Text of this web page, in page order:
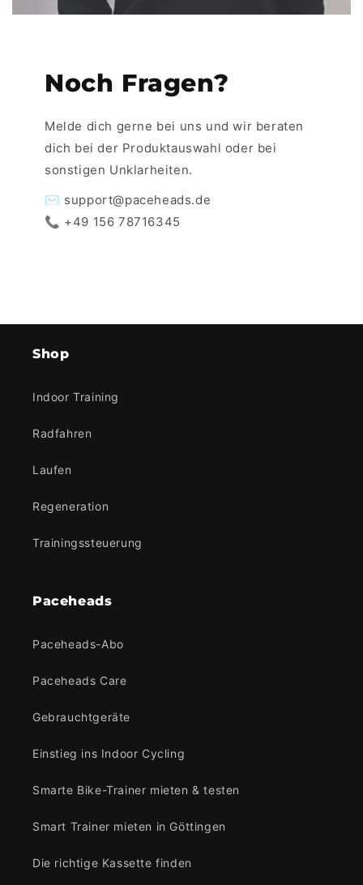
Noch Fragen?
Melde dich gerne bei uns und wir beraten
dich bei der Produktauswahl oder bei
sonstigen Unklarheiten.
✉️ support@paceheads.de
📞 +49 156 78716345
Shop
Indoor Training
Radfahren
Laufen
Regeneration
Trainingssteuerung
Paceheads
Paceheads-Abo
Paceheads Care
Gebrauchtgeräte
Einstieg ins Indoor Cycling
Smarte Bike-Trainer mieten & testen
Smart Trainer mieten in Göttingen
Die richtige Kassette finden